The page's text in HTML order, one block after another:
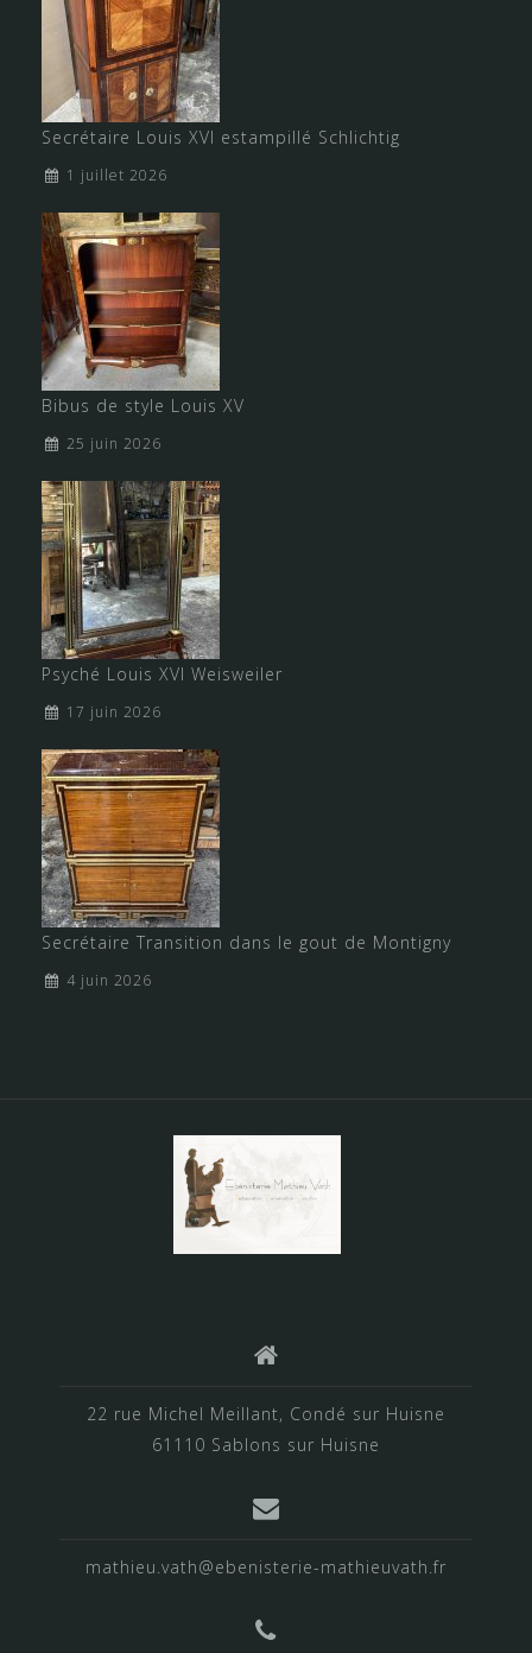
Secrétaire Louis XVI estampillé Schlichtig
1 juillet 2026
Bibus de style Louis XV
25 juin 2026
Psyché Louis XVI Weisweiler
17 juin 2026
Secrétaire Transition dans le gout de Montigny
4 juin 2026
22 rue Michel Meillant, Condé sur Huisne
61110 Sablons sur Huisne
mathieu.vath@ebenisterie-mathieuvath.fr